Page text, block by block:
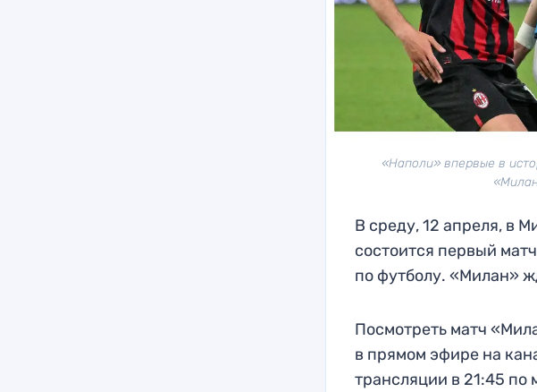
«Наполи» впервые в
В среду, 12 апреля, в
состоится первый
по футболу. «Милан»
Посмотреть матч
в прямом эфире на
трансляции в 21:45 по